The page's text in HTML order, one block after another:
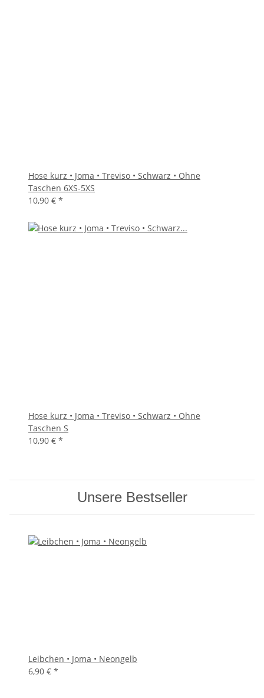
Hose kurz • Joma • Treviso • Schwarz • Ohne
Taschen 6XS-5XS
10,90 € *
Hose kurz • Joma • Treviso • Schwarz • Ohne
Taschen S
10,90 € *
Unsere Bestseller
Leibchen • Joma • Neongelb
6,90 € *